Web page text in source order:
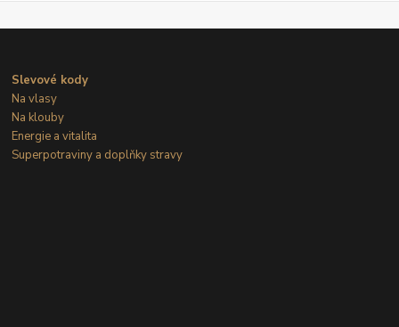
Slevové kody
Na vlasy
Na klouby
Energie a vitalita
Superpotraviny a doplňky stravy